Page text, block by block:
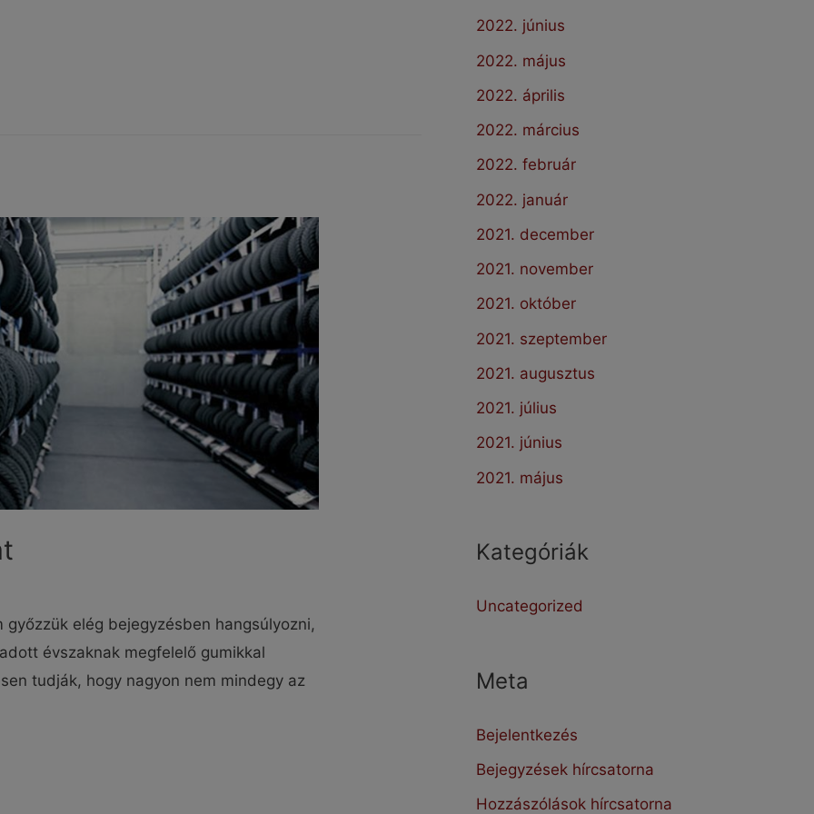
elég bejegyzésben hangsúlyozni,
évszaknak megfelelő gumikkal
tudják, hogy nagyon nem mindegy az
2022. június
2022. május
2022. április
2022. március
2022. február
2022. január
2021. december
2021. november
2021. október
2021. szeptember
2021. augusztus
2021. július
2021. június
2021. május
Kategóriák
Uncategorized
Meta
Bejelentkezés
Bejegyzések hírcsatorna
Hozzászólások hírcsatorna